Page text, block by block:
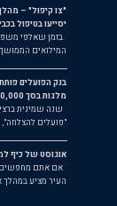
"צו קיפול" –
יסייעו בטיפול
בזמן שאלפי
המילואים
מלגות בסך 10,000 ₪ לסטודנטים ברחבי הארץ!!!
שנה שמינית
"פועלים
אוגוסט של כיף
אם אתם מחפשים
העיר מציע